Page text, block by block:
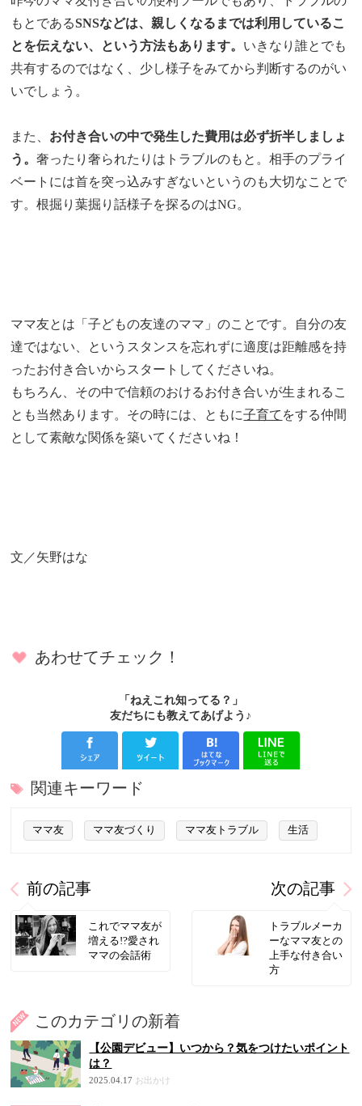
もとであるSNSなどは、親しくなるまでは利用しているこ
とを伝えない、という方法もあります。 いきなり誰とでも
共有するのではなく、少し様子をみてから判断するのがい
いでしょう。
また、 お付き合いの中で発生した費用は必ず折半しましょ
う。奢ったり奢られたりはトラブルのもと。相手のプライ
ベートには首を突っ込みすぎないというのも大切なことで
す。根掘り葉掘り話様子を探るのはNG。
ママ友とは「子どもの友達のママ」のことです。自分の友
達ではない、というスタンスを忘れずに適度は距離感を持
ったお付き合いからスタートしてくださいね。
もちろん、その中で信頼のおけるお付き合いが生まれるこ
とも当然あります。その時には、ともに子育て をする仲間
として素敵な関係を築いてくださいね！
文／矢野はな
あわせてチェック！
「ねえこれ知ってる？」
友だちにも教えてあげよう♪
関連キーワード
ママ友 ママ友づくり ママ友トラブル 生活
前の記事
これでママ友が
増える!?愛され
ママの会話術
次の記事
トラブルメーカ
ーなママ友との
上手な付き合い
方
このカテゴリの新着
【公園デビュー】いつから？気をつけたいポイント
は？
2025.04.17 お出かけ